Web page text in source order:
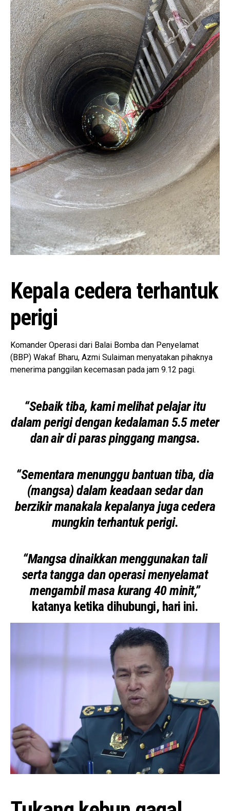
Kepala cedera terhantuk
perigi
Komander Operasi dari Balai Bomba dan Penyelamat
(BBP) Wakaf Bharu, Azmi Sulaiman menyatakan pihaknya
menerima panggilan kecemasan pada jam 9.12 pagi.
“Sebaik tiba, kami melihat pelajar itu
dalam perigi dengan kedalaman 5.5 meter
dan air di paras pinggang mangsa.
“Sementara menunggu bantuan tiba, dia
(mangsa) dalam keadaan sedar dan
berzikir manakala kepalanya juga cedera
mungkin terhantuk perigi.
“Mangsa dinaikkan menggunakan tali
serta tangga dan operasi menyelamat
mengambil masa kurang 40 minit,”
katanya ketika dihubungi, hari ini.